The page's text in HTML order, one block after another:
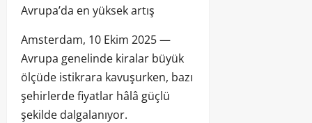
Avrupa’da en yüksek artış
Amsterdam, 10 Ekim 2025 —
Avrupa genelinde kiralar büyük
ölçüde istikrara kavuşurken, bazı
şehirlerde fiyatlar hâlâ güçlü
şekilde dalgalanıyor.